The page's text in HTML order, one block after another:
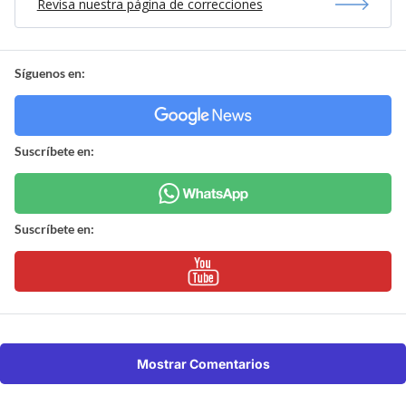
Revisa nuestra página de correcciones
Síguenos en:
Suscríbete en:
Suscríbete en:
Mostrar Comentarios